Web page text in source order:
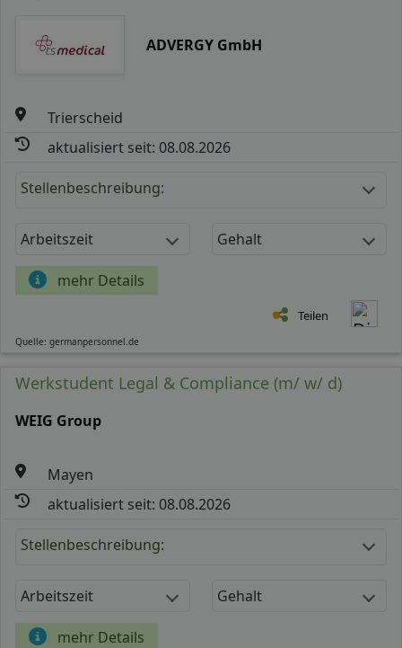
ADVERGY GmbH
Trierscheid
aktualisiert seit: 08.08.2026
Stellenbeschreibung:
Arbeitszeit Gehalt
mehr Details
Teilen
Quelle: germanpersonnel.de
Werkstudent Legal & Compliance (m/ w/ d)
WEIG Group
Mayen
aktualisiert seit: 08.08.2026
Stellenbeschreibung:
Arbeitszeit Gehalt
mehr Details